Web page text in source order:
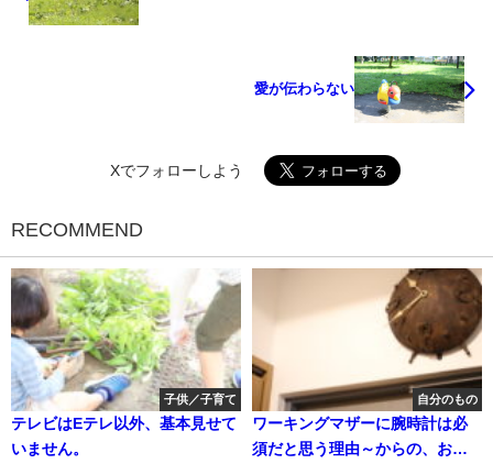
愛が伝わらない
Xでフォローしよう
RECOMMEND
子供／子育て
テレビはEテレ以外、基本見せて
いません。
自分のもの
ワーキングマザーに腕時計は必
須だと思う理由～からの、お勧